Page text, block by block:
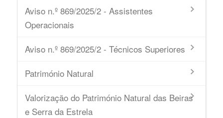
Aviso n.º 869/2025/2 - Assistentes
Operacionais
Aviso n.º 869/2025/2 - Técnicos Superiores
Património Natural
Valorização do Património Natural das Beiras
e Serra da Estrela